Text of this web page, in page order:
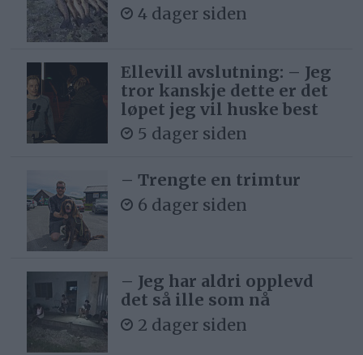
4 dager siden
Ellevill avslutning: – Jeg
tror kanskje dette er det
løpet jeg vil huske best
5 dager siden
– Trengte en trimtur
6 dager siden
– Jeg har aldri opplevd
det så ille som nå
2 dager siden